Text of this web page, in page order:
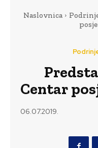
Naslovnica
Centar
06.07.2019.